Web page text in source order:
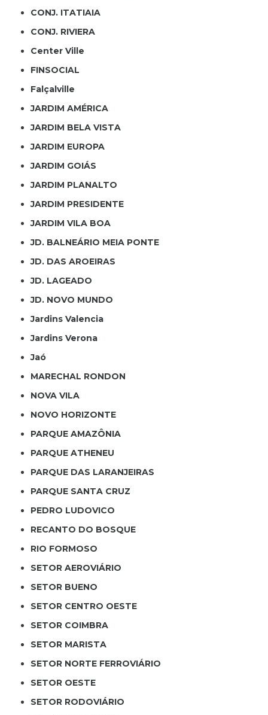
CONJ. ITATIAIA
CONJ. RIVIERA
Center Ville
FINSOCIAL
Falçalville
JARDIM AMÉRICA
JARDIM BELA VISTA
JARDIM EUROPA
JARDIM GOIÁS
JARDIM PLANALTO
JARDIM PRESIDENTE
JARDIM VILA BOA
JD. BALNEÁRIO MEIA PONTE
JD. DAS AROEIRAS
JD. LAGEADO
JD. NOVO MUNDO
Jardins Valencia
Jardins Verona
Jaó
MARECHAL RONDON
NOVA VILA
NOVO HORIZONTE
PARQUE AMAZÔNIA
PARQUE ATHENEU
PARQUE DAS LARANJEIRAS
PARQUE SANTA CRUZ
PEDRO LUDOVICO
RECANTO DO BOSQUE
RIO FORMOSO
SETOR AEROVIÁRIO
SETOR BUENO
SETOR CENTRO OESTE
SETOR COIMBRA
SETOR MARISTA
SETOR NORTE FERROVIÁRIO
SETOR OESTE
SETOR RODOVIÁRIO